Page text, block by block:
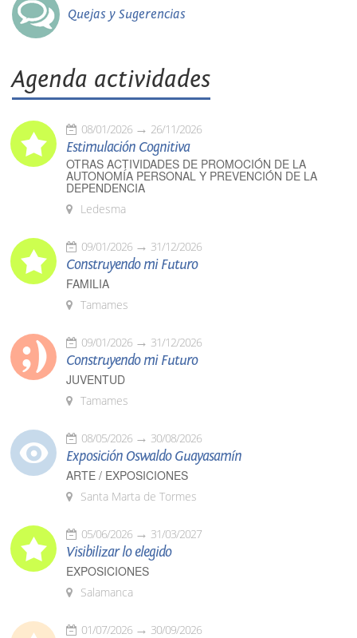
Quejas y Sugerencias
Agenda actividades
08/01/2026 26/11/2026
Estimulación Cognitiva
OTRAS ACTIVIDADES DE PROMOCIÓN DE LA
AUTONOMÍA PERSONAL Y PREVENCIÓN DE LA
DEPENDENCIA
Ledesma
09/01/2026 31/12/2026
Construyendo mi Futuro
FAMILIA
Tamames
09/01/2026 31/12/2026
Construyendo mi Futuro
JUVENTUD
Tamames
08/05/2026 30/08/2026
Exposición Oswaldo Guayasamín
ARTE / EXPOSICIONES
Santa Marta de Tormes
05/06/2026 31/03/2027
Visibilizar lo elegido
EXPOSICIONES
Salamanca
01/07/2026 30/09/2026